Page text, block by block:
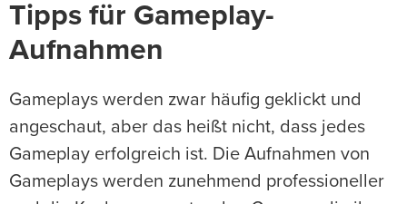
Tipps für Gameplay-
Aufnahmen
Gameplays werden zwar häufig geklickt und
angeschaut, aber das heißt nicht, dass jedes
Gameplay erfolgreich ist. Die Aufnahmen von
Gameplays werden zunehmend professioneller